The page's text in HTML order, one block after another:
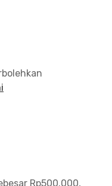
Rp500.000,